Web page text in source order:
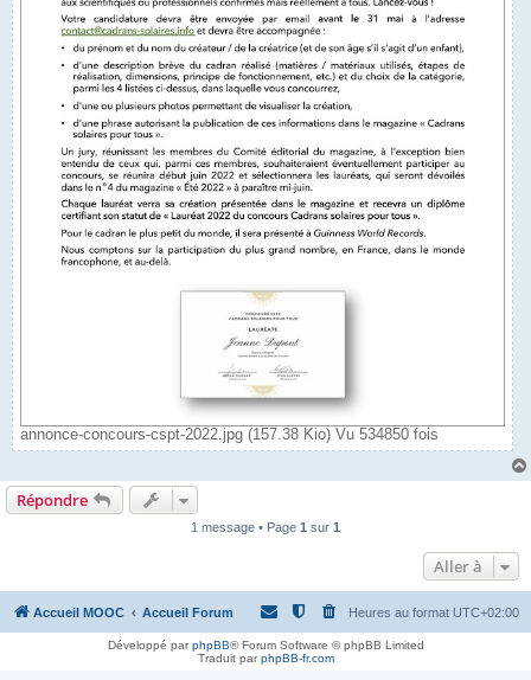
annonce-concours-cspt-2022.jpg (157.38 Kio) Vu 534850 fois
Répondre
1 message • Page 1 sur 1
Aller à
Accueil MOOC Accueil Forum Heures au format UTC+02:00
Développé parphpBB® Forum Software © phpBB Limited
Traduit parphpBB-fr.com